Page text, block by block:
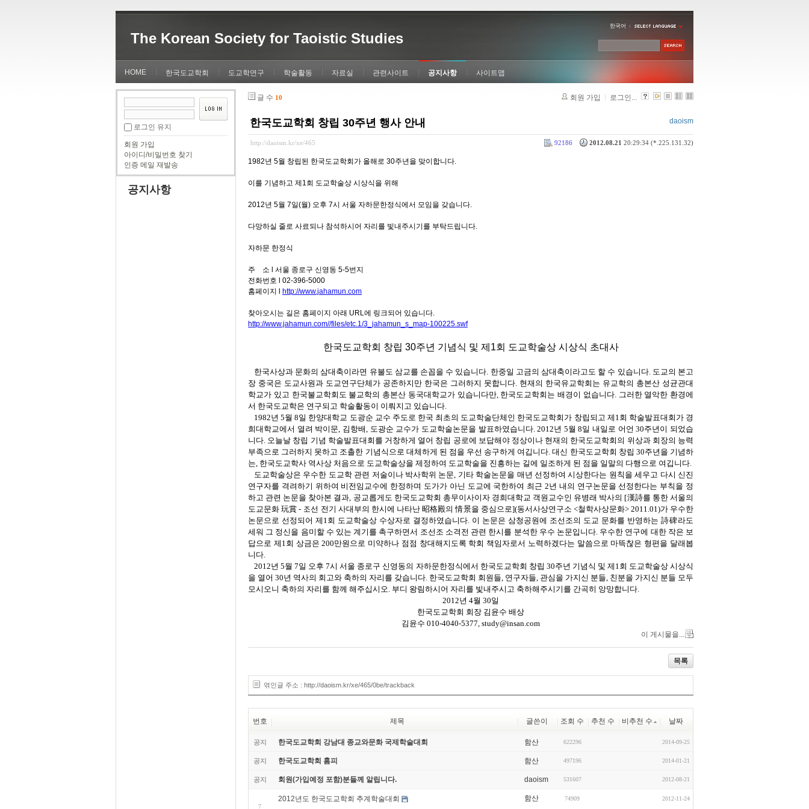
The Korean Society for Taoistic Studies
한국어
HOME 한국도교학회 도교학연구 학술활동 자료실 관련사이트 공지사항 사이트맵
로그인 유지
회원 가입
아이디/비밀번호 찾기
인증 메일 재발송
공지사항
글 수 10 회원 가입 로그인...
한국도교학회 창립 30주년 행사 안내 daoism
http://daoism.kr/xe/465 2012.08.21 20:29:34 (*.225.131.32)
92186
1982년 5월 창립된 한국도교학회가 올해로 30주년을 맞이합니다.
이를 기념하고 제1회 도교학술상 시상식을 위해
2012년 5월 7일(월) 오후 7시 서울 자하문한정식에서 모임을 갖습니다.
다망하실 줄로 사료되나 참석하시어 자리를 빛내주시기를 부탁드립니다.
자하문 한정식
주 소 l 서울 종로구 신영동 5-5번지
전화번호 l 02-396-5000
홈페이지 l http://www.jahamun.com
찾아오시는 길은 홈페이지 아래 URL에 링크되어 있습니다.
http://www.jahamun.com//files/etc.1/3_jahamun_s_map-100225.swf
한국도교학회 창립 30주년 기념식 및 제1회 도교학술상 시상식 초대사
한국사상과 문화의 삼대축이라면 유불도 삼교를 손꼽을 수 있습니다. 한중일 고금의 삼대축이라고도 할 수 있습니다. 도교의 본고
장 중국은 도교사원과 도교연구단체가 공존하지만 한국은 그러하지 못합니다. 현재의 한국유교학회는 유교학의 총본산 성균관대
학교가 있고 한국불교학회도 불교학의 총본산 동국대학교가 있습니다만, 한국도교학회는 배경이 없습니다. 그러한 열악한 환경에
서 한국도교학은 연구되고 학술활동이 이뤄지고 있습니다.
1982년 5월 8일 한양대학교 도광순 교수 주도로 한국 최초의 도교학술단체인 한국도교학회가 창립되고 제1회 학술발표대회가 경
희대학교에서 열려 박이문, 김항배, 도광순 교수가 도교학술논문을 발표하였습니다. 2012년 5월 8일 내일로 어언 30주년이 되었습
니다. 오늘날 창립 기념 학술발표대회를 거창하게 열어 창립 공로에 보답해야 정상이나 현재의 한국도교학회의 위상과 회장의 능력
부족으로 그러하지 못하고 조촐한 기념식으로 대체하게 된 점을 우선 송구하게 여깁니다. 대신 한국도교학회 창립 30주년을 기념하
는, 한국도교학사 역사상 처음으로 도교학술상을 제정하여 도교학술을 진흥하는 길에 일조하게 된 점을 일말의 다행으로 여깁니다.
도교학술상은 우수한 도교학 관련 저술이나 박사학위 논문, 기타 학술논문을 매년 선정하여 시상한다는 원칙을 세우고 다시 신진
연구자를 격려하기 위하여 비전임교수에 한정하며 도가가 아닌 도교에 국한하여 최근 2년 내의 연구논문을 선정한다는 부칙을 정
하고 관련 논문을 찾아본 결과, 공교롭게도 한국도교학회 총무이사이자 경희대학교 객원교수인 유병래 박사의 [漢詩를 통한 서울의
도교문화 玩賞 - 조선 전기 사대부의 한시에 나타난 昭格殿의 情景을 중심으로](동서사상연구소 <철학사상문화> 2011.01)가 우수한
논문으로 선정되어 제1회 도교학술상 수상자로 결정하였습니다. 이 논문은 삼청공원에 조선조의 도교 문화를 반영하는 詩碑라도
세워 그 정신을 음미할 수 있는 계기를 촉구하면서 조선조 소격전 관련 한시를 분석한 우수 논문입니다. 우수한 연구에 대한 작은 보
답으로 제1회 상금은 200만원으로 미약하나 점점 창대해지도록 학회 책임자로서 노력하겠다는 말씀으로 마뜩찮은 형편을 달래봅
니다.
2012년 5월 7일 오후 7시 서울 종로구 신영동의 자하문한정식에서 한국도교학회 창립 30주년 기념식 및 제1회 도교학술상 시상식
을 열어 30년 역사의 회고와 축하의 자리를 갖습니다. 한국도교학회 회원들, 연구자들, 관심을 가지신 분들, 친분을 가지신 분들 모두
모시오니 축하의 자리를 함께 해주십시오. 부디 왕림하시어 자리를 빛내주시고 축하해주시기를 간곡히 앙망합니다.
2012년 4월 30일
한국도교학회 회장 김윤수 배상
김윤수 010-4040-5377, study@insan.com
이 게시물을...
목록
엮인글 주소 : http://daoism.kr/xe/465/0be/trackback
번호 제목 글쓴이 조회 수 추천 수 비추천 수 날짜
공지 한국도교학회 강남대 종교와문화 국제학술대회 함산 622296 2014-09-25
공지 한국도교학회 홈피 함산 497196 2014-01-21
공지 회원(가입예정 포함)분들께 알립니다. daoism 531607 2012-08-21
7
2012년도 한국도교학회 추계학술대회 함산 74909 2012-11-24